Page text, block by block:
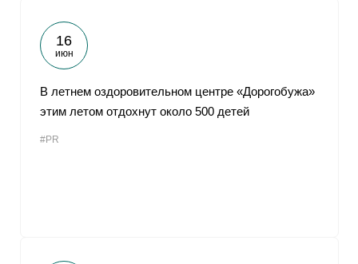
16
июн
В летнем оздоровительном центре «Дорогобужа»
этим летом отдохнут около 500 детей
#PR